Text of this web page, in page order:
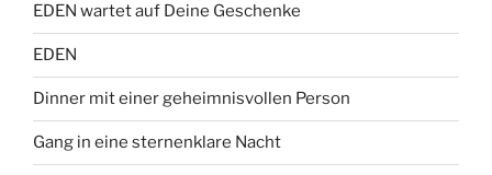
EDEN wartet auf Deine Geschenke
EDEN
Dinner mit einer geheimnisvollen Person
Gang in eine sternenklare Nacht